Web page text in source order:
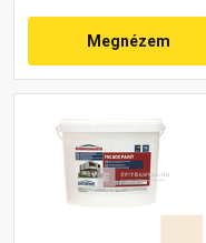
Megnézem